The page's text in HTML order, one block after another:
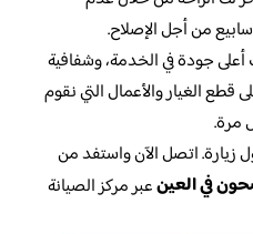
من أجل الإصلاح.
جودة في الخدمة، وشفافية
قطع الغيار والأعمال التي نقوم
مرة.
زيارة. اتصل الآن واستفد من
في العينعبر مركز الصيانة